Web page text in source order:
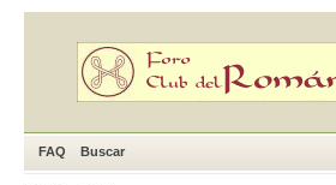
FAQ Buscar